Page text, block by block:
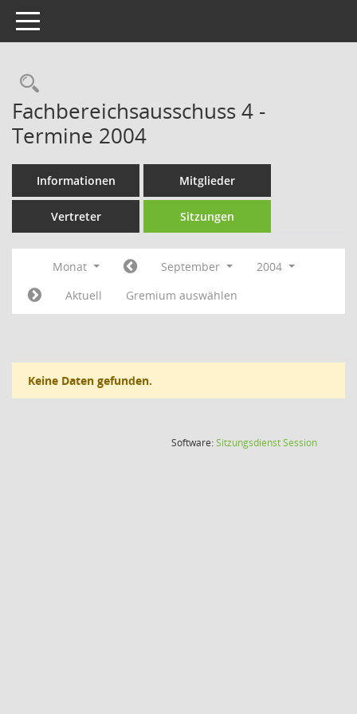
Toggle navigation
Rechercheauswahl
Fachbereichsausschuss 4 -
Termine 2004
Informationen Mitglieder
Vertreter Sitzungen
Monat September
2004
Aktuell
Gremium auswählen
Keine Daten gefunden.
Software:SitzungsdienstSession(Wird in